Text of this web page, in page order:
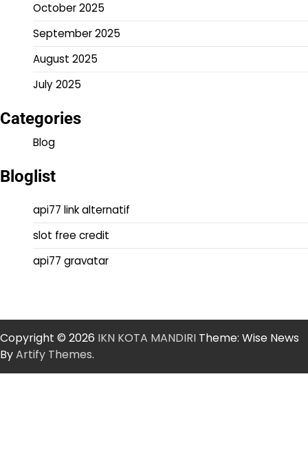
October 2025
September 2025
August 2025
July 2025
Categories
Blog
Bloglist
api77 link alternatif
slot free credit
api77 gravatar
Copyright © 2026 IKN KOTA MANDIRI Theme: Wise News
ByArtify Themes.